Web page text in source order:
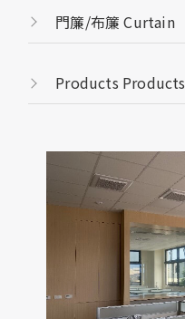
門簾/布簾 Curtain
Products Products